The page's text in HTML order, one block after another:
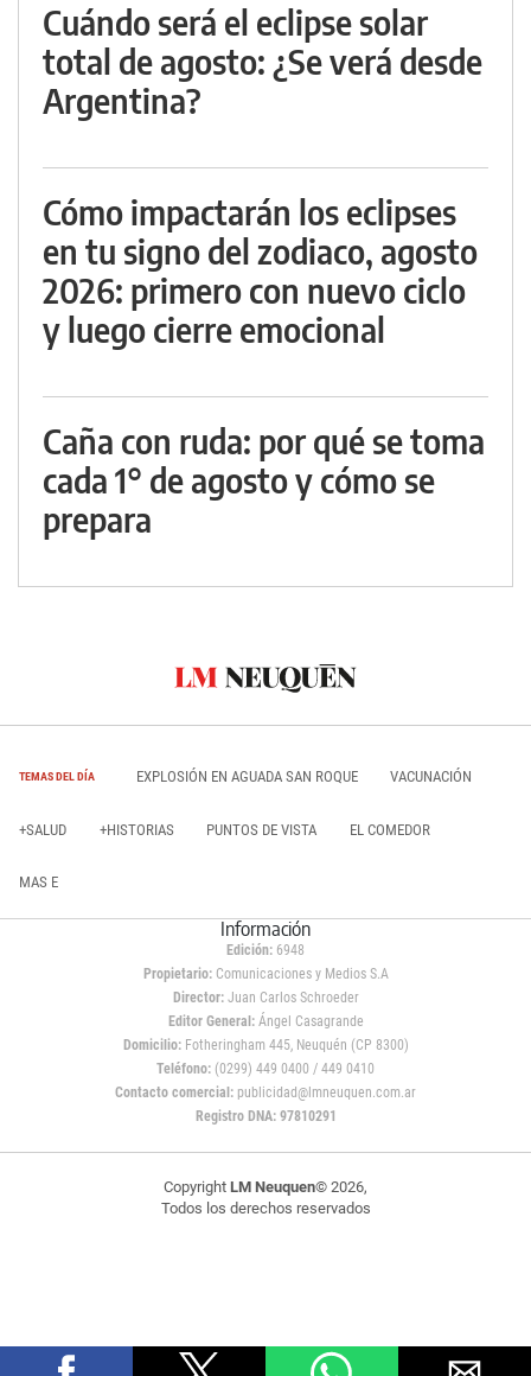
Cuándo será el eclipse solar
total de agosto: ¿Se verá desde
Argentina?
Cómo impactarán los eclipses
en tu signo del zodiaco, agosto
2026: primero con nuevo ciclo
y luego cierre emocional
Caña con ruda: por qué se toma
cada 1° de agosto y cómo se
prepara
TEMAS DEL DÍA EXPLOSIÓN EN AGUADA SAN ROQUE VACUNACIÓN
+SALUD +HISTORIAS PUNTOS DE VISTA EL COMEDOR
MAS E
Información
Edición: 6948
Propietario:Comunicaciones y Medios S.A
Director: Juan Carlos Schroeder
Editor General:Ángel Casagrande
Domicilio:Fotheringham 445, Neuquén (CP 8300)
Teléfono: (0299) 449 0400 / 449 0410
Contacto comercial: publicidad@lmneuquen.com.ar
Registro DNA: 97810291
Copyright LM Neuquen© 2026,
Todos los derechos reservados